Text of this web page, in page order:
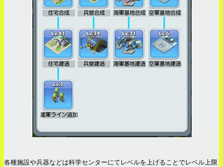
各種施設や兵器などは科学センターにてレベルを上げることでレベル上限